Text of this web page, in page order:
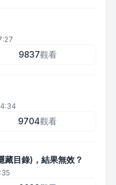
9837觀看
9704觀看
藏目錄)，結果無效？